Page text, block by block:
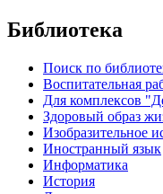
Библиотека
Поиск по
Воспитательная
Для комплексов
Здоровый образ
Изобразительное
Иностранный язык
Информатика
История